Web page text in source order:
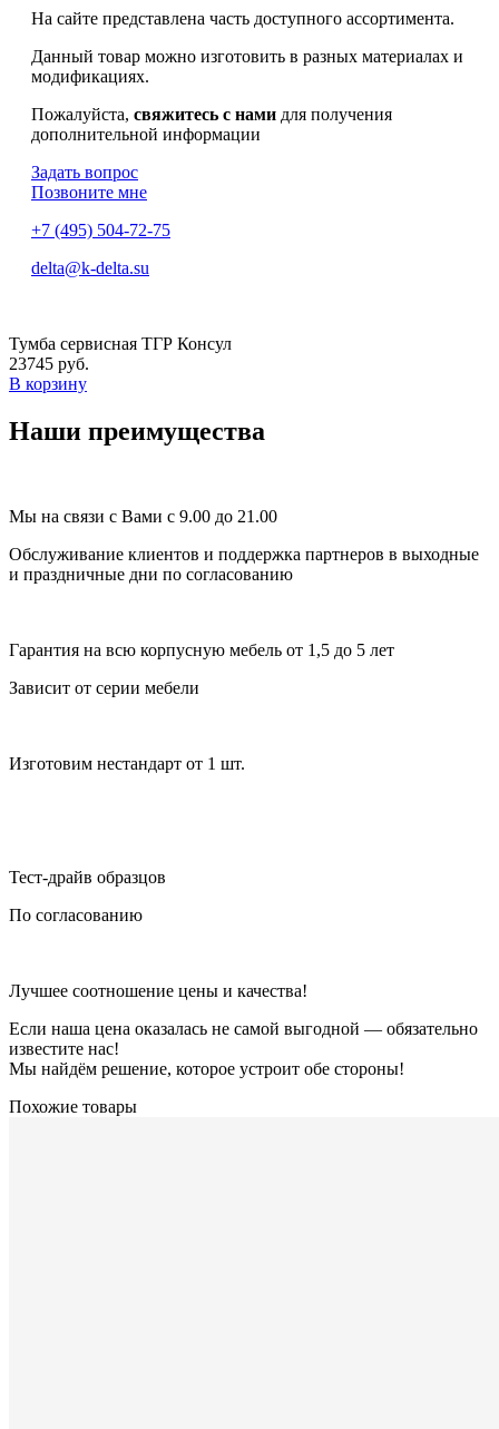
На сайте представлена часть доступного ассортимента.
Данный товар можно изготовить в разных материалах и
модификациях.
Пожалуйста, свяжитесь с нами для получения
дополнительной информации
Задать вопрос
Позвоните мне
+7 (495) 504-72-75
delta@k-delta.su
Тумба сервисная ТГР Консул
23745 руб.
В корзину
Наши преимущества
Мы на связи с Вами с 9.00 до 21.00
Обслуживание клиентов и поддержка партнеров в выходные
и праздничные дни по согласованию
Гарантия на всю корпусную мебель от 1,5 до 5 лет
Зависит от серии мебели
Изготовим нестандарт от 1 шт.
Тест-драйв образцов
По согласованию
Лучшее соотношение цены и качества!
Если наша цена оказалась не самой выгодной — обязательно
известите нас!
Мы найдём решение, которое устроит обе стороны!
Похожие товары